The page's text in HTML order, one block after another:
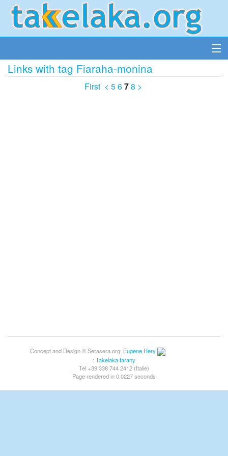
Links with tag Fiaraha-monina
First < 5678 >
Concept and Design © Serasera.org: Eugene Hery
: Takelaka farany
Tel +39 338 744 2412 (Italie)
Page rendered in 0.0227 seconds